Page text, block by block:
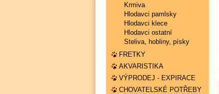
Krmiva
Hlodavci pamlsky
Hlodavci klece
Hlodavci ostatní
Steliva, hobliny, písky
FRETKY
AKVARISTIKA
VÝPRODEJ - EXPIRACE
CHOVATELSKÉ POTŘEBY